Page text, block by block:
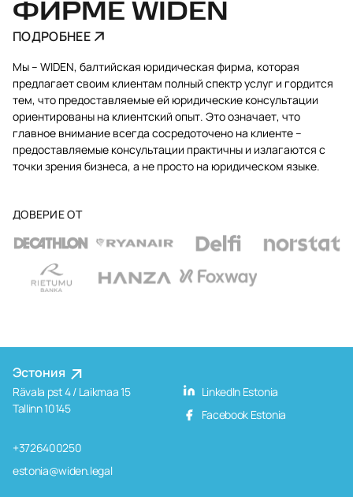
ФИРМЕ WIDEN
ПОДРОБНЕЕ
Мы – WIDEN, балтийская юридическая фирма, которая
предлагает своим клиентам полный спектр услуг и гордится
тем, что предоставляемые ей юридические консультации
ориентированы на клиентский опыт. Это означает, что
главное внимание всегда сосредоточено на клиенте –
предоставляемые консультации практичны и излагаются с
точки зрения бизнеса, а не просто на юридическом языке.
ДОВЕРИЕ ОТ
Эстония
Rävala pst 4 / Laikmaa 15
Tallinn 10145
+3726400250
estonia@widen.legal
LinkedIn Estonia
Facebook Estonia